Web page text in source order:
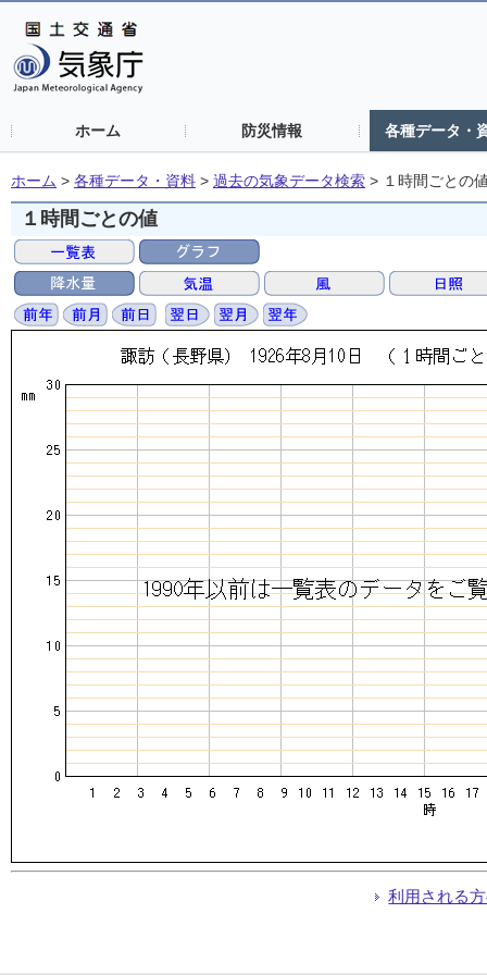
ホーム 防災情報 各種データ・
ホーム > 各種データ・資料 > 過去の気象データ検索 > １時間ごとの
１時間ごとの値
利用される